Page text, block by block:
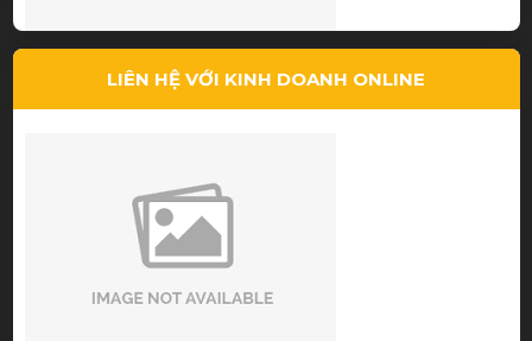
Trần Thanh Phương
Thiết kế đẹp chất lượng
LIÊN HỆ VỚI KINH DOANH ONLINE